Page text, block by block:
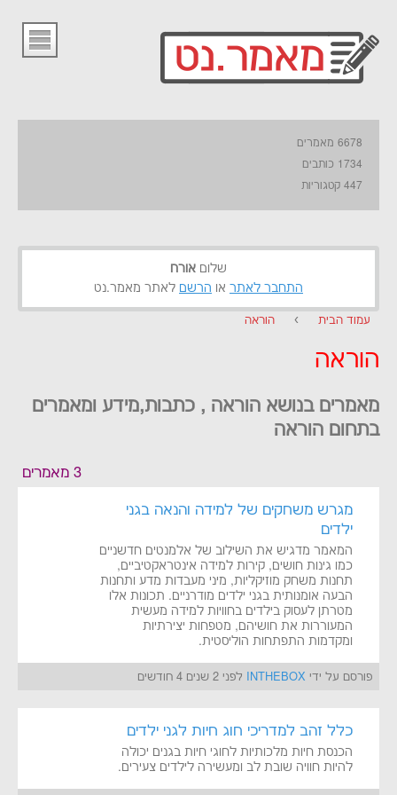
שלום אורח
התחבר לאתר או הרשם לאתר מאמר.נט
6678 מאמרים
1734 כותבים
447 קטגוריות
עמוד הבית › הוראה
הוראה
מאמרים בנושא הוראה , כתבות,מידע ומאמרים
בתחום הוראה
3 מאמרים
מגרש משחקים של למידה והנאה בגני
ילדים
המאמר מדגיש את השילוב של אלמנטים חדשניים
כמו גינות חושים, קירות למידה אינטראקטיביים,
תחנות משחק מוזיקליות, מיני מעבדות מדע ותחנות
הבעה אומנותית בגני ילדים מודרניים. תכונות אלו
מטרתן לעסוק בילדים בחוויות למידה מעשית
המעוררות את חושיהם, מטפחות יצירתיות
ומקדמות התפתחות הוליסטית.
פורסם על ידי INTHEBOX לפני 2 שנים 4 חודשים
כלל זהב למדריכי חוג חיות לגני ילדים
הכנסת חיות מלכותיות לחוגי חיות בגנים יכולה
להיות חוויה שובת לב ומעשירה לילדים צעירים.